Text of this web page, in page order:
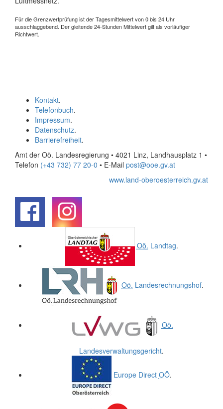
Für die Grenzwertprüfung ist der Tagesmittelwert von 0 bis 24 Uhr
ausschlaggebend. Der gleitende 24-Stunden Mittelwert gilt als vorläufiger
Richtwert.
Kontakt.
Telefonbuch.
Impressum.
Datenschutz.
Barrierefreiheit.
Amt der Oö. Landesregierung • 4021 Linz, Landhausplatz 1 •
Telefon (+43 732) 77 20-0 • E-Mail post@ooe.gv.at
www.land-oberoesterreich.gv.at
Oö. Landtag.
Oö. Landesrechnungshof.
Oö.
Landesverwaltungsgericht.
Europe Direct OÖ.